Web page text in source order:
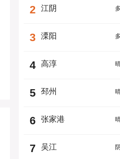
2 江阴
3 溧阳
4 高淳
5 邳州
6 张家港
7 吴江